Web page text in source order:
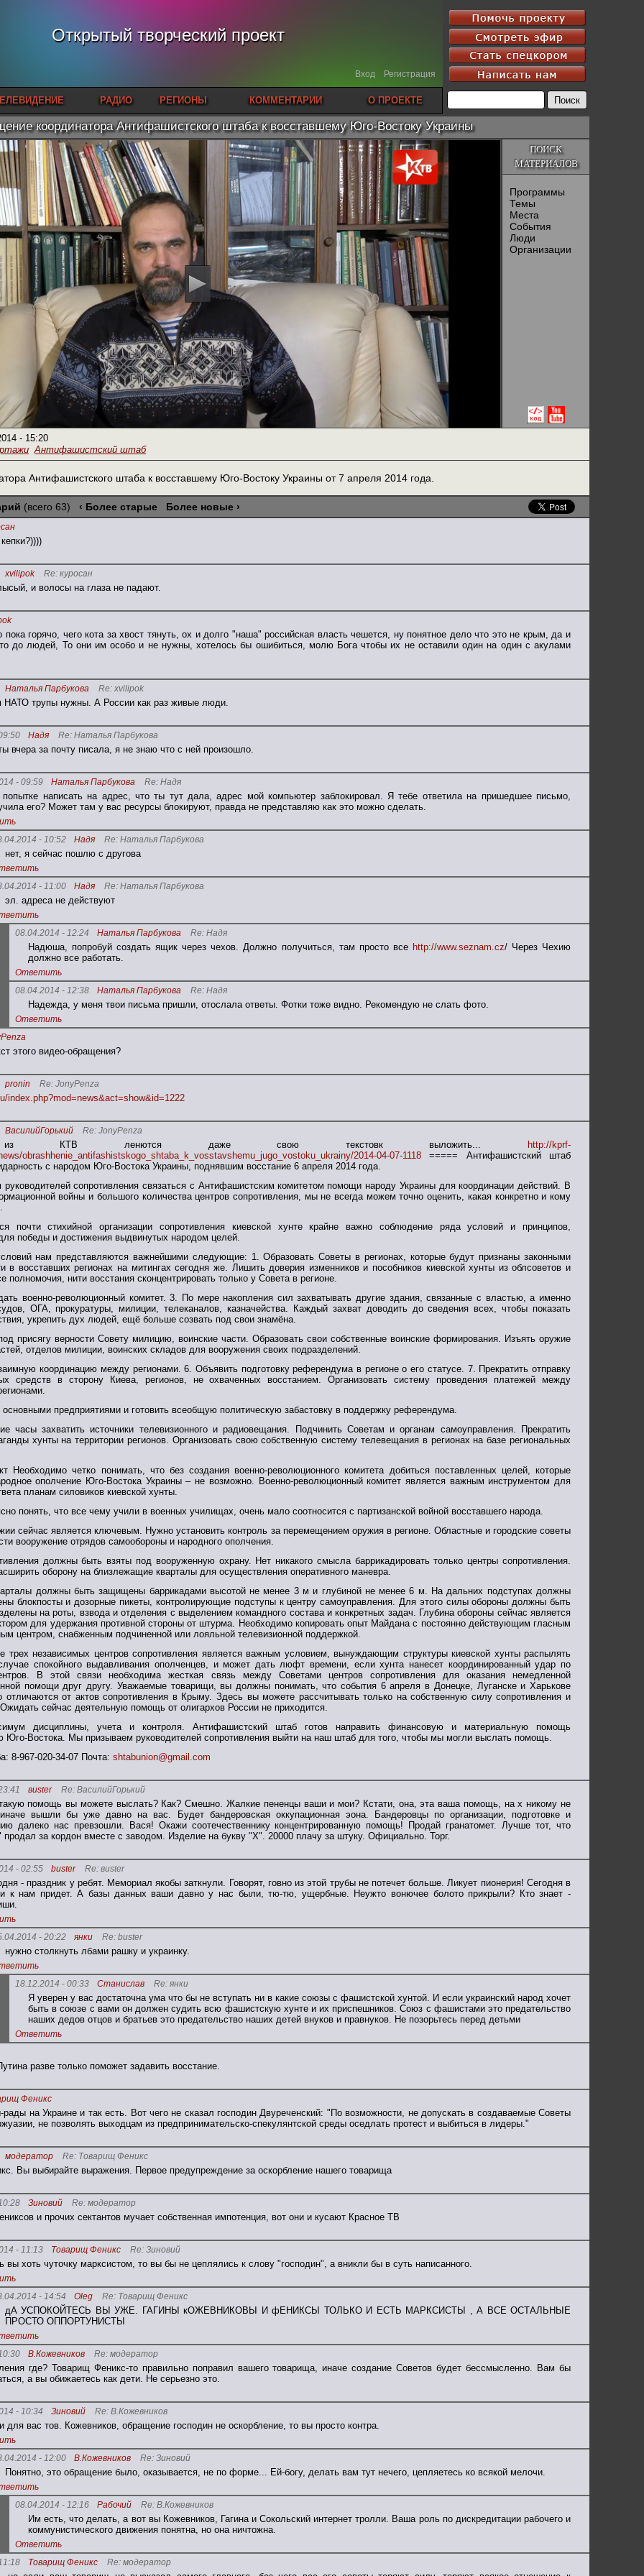
Открытый творческий проект
Вход Регистрация
РАДИО РЕГИОНЫ КОММЕНТАРИИ О ПРОЕКТЕ
координатора Антифашистского штаба к восставшему Юго-Востоку Украины
ПОИСК
МАТЕРИАЛОВ
Программы
Темы
Места
События
Люди
Организации
- 15:20
Антифашистский штаб
Антифашистского штаба к восставшему Юго-Востоку Украины от 7 апреля 2014 года.
(всего 63) ‹ Более старые Более новые ›
xvilipok Re: куросан
и волосы на глаза не падают.
пока горячо, чего кота за хвост тянуть, ох и долго "наша" российская власть чешется, ну понятное дело что это не крым, да и
до людей, То они им особо и не нужны, хотелось бы ошибиться, молю Бога чтобы их не оставили один на один с акулами
Наталья Парбукова Re: xvilipok
НАТО трупы нужны. А России как раз живые люди.
Надя Re: Наталья Парбукова
вчера за почту писала, я не знаю что с ней произошло.
- 09:59
Наталья Парбукова Re: Надя
попытке написать на адрес, что ты тут дала, адрес мой компьютер заблокировал. Я тебе ответила на пришедшее письмо,
его? Может там у вас ресурсы блокируют, правда не представляю как это можно сделать.
- 10:52
Надя Re: Наталья Парбукова
нет, я сейчас пошлю с другова
- 11:00
Надя Re: Наталья Парбукова
эл. адреса не действуют
08.04.2014 - 12:24
Наталья Парбукова Re: Надя
Надюша, попробуй создать ящик через чехов. Должно получиться, там просто все http://www.seznam.cz/ Через Чехию
должно все работать.
Ответить
08.04.2014 - 12:38
Наталья Парбукова Re: Надя
Надежда, у меня твои письма пришли, отослала ответы. Фотки тоже видно. Рекомендую не слать фото.
Ответить
этого видео-обращения?
pronin Re: JonyPenza
index.php?mod=news&act=show&id=1222
ВасилийГорький Re: JonyPenza
КТВ ленются даже свою текстовк выложить...
http://kprf-
obrashhenie_antifashistskogo_shtaba_k_vosstavshemu_jugo_vostoku_ukrainy/2014-04-07-1118 ===== Антифашистский штаб
с народом Юго-Востока Украины, поднявшим восстание 6 апреля 2014 года.
сопротивления связаться с Антифашистским комитетом помощи народу Украины для координации действий. В
войны и большого количества центров сопротивления, мы не всегда можем точно оценить, какая конкретно и кому
почти стихийной организации сопротивления киевской хунте крайне важно соблюдение ряда условий и принципов,
победы и достижения выдвинутых народом целей.
нам представляются важнейшими следующие: 1. Образовать Советы в регионах, которые будут признаны законными
в восставших регионах на митингах сегодня же. Лишить доверия изменников и пособников киевской хунты из облсоветов и
полномочия, нити восстания сконцентрировать только у Совета в регионе.
военно-революционный комитет. 3. По мере накопления сил захватывать другие здания, связанные с властью, а именно
ОГА, прокуратуры, милиции, телеканалов, казначейства. Каждый захват доводить до сведения всех, чтобы показать
укрепить дух людей, ещё больше созвать под свои знамёна.
присягу верности Совету милицию, воинские части. Образовать свои собственные воинские формирования. Изъять оружие
отделов милиции, воинских складов для вооружения своих подразделений.
координацию между регионами. 6. Объявить подготовку референдума в регионе о его статусе. 7. Прекратить отправку
средств в сторону Киева, регионов, не охваченных восстанием. Организовать систему проведения платежей между
основными предприятиями и готовить всеобщую политическую забастовку в поддержку референдума.
часы захватить источники телевизионного и радиовещания. Подчинить Советам и органам самоуправления. Прекратить
хунты на территории регионов. Организовать свою собственную систему телевещания в регионах на базе региональных
Необходимо четко понимать, что без создания военно-революционного комитета добиться поставленных целей, которые
ополчение Юго-Востока Украины – не возможно. Военно-революционный комитет является важным инструментом для
планам силовиков киевской хунты.
понять, что все чему учили в военных училищах, очень мало соотносится с партизанской войной восставшего народа.
сейчас является ключевым. Нужно установить контроль за перемещением оружия в регионе. Областные и городские советы
вооружение отрядов самообороны и народного ополчения.
должны быть взяты под вооруженную охрану. Нет никакого смысла баррикадировать только центры сопротивления.
оборону на близлежащие кварталы для осуществления оперативного маневра.
должны быть защищены баррикадами высотой не менее 3 м и глубиной не менее 6 м. На дальних подступах должны
блокпосты и дозорные пикеты, контролирующие подступы к центру самоуправления. Для этого силы обороны должны быть
на роты, взвода и отделения с выделением командного состава и конкретных задач. Глубина обороны сейчас является
для удержания противной стороны от штурма. Необходимо копировать опыт Майдана с постоянно действующим гласным
центром, снабженным подчиненной или лояльной телевизионной поддержкой.
трех независимых центров сопротивления является важным условием, вынуждающим структуры киевской хунты распылять
спокойного выдавливания ополченцев, и может дать люфт времени, если хунта нанесет координированный удар по
В этой связи необходима жесткая связь между Советами центров сопротивления для оказания немедленной
помощи друг другу. Уважаемые товарищи, вы должны понимать, что события 6 апреля в Донецке, Луганске и Харькове
отличаются от актов сопротивления в Крыму. Здесь вы можете рассчитывать только на собственную силу сопротивления и
сейчас деятельную помощь от олигархов России не приходится.
дисциплины, учета и контроля. Антифашистский штаб готов направить финансовую и материальную помощь
Юго-Востока. Мы призываем руководителей сопротивления выйти на наш штаб для того, чтобы мы могли выслать помощь.
8-967-020-34-07 Почта: shtabunion@gmail.com
вuster Re: ВасилийГорький
помощь вы можете выслать? Как? Смешно. Жалкие пененцы ваши и мои? Кстати, она, эта ваша помощь, на х никому не
вышли бы уже давно на вас. Будет бандеровская оккупационная эона. Бандеровцы по организации, подготовке и
далеко нас превзошли. Вася! Окажи соотечественнику концентрированную помощь! Продай гранатомет. Лучше тот, что
продал за кордон вместе с заводом. Изделие на букву "Х". 20000 плачу за штуку. Официально. Торг.
- 02:55
buster Re: вuster
- праздник у ребят. Мемориал якобы заткнули. Говорят, говно из этой трубы не потечет больше. Ликует пионерия! Сегодня в
к нам придет. А базы данных ваши давно у нас были, тю-тю, ущербные. Неужто вонючее болото прикрыли? Кто знает -
- 20:22
янки Re: buster
нужно столкнуть лбами рашку и украинку.
18.12.2014 - 00:33
Станислав Re: янки
Я уверен у вас достаточна ума что бы не вступать ни в какие союзы с фашистской хунтой. И если украинский народ хочет
быть в союзе с вами он должен судить всю фашистскую хунте и их приспешников. Союз с фашистами это предательство
наших дедов отцов и братьев это предательство наших детей внуков и правнуков. Не позорьтесь перед детьми
Ответить
разве только поможет задавить восстание.
Феникс
на Украине и так есть. Вот чего не сказал господин Двуреченский: "По возможности, не допускать в создаваемые Советы
не позволять выходцам из предпринимательско-спекулянтской среды оседлать протест и выбиться в лидеры."
модератор Re: Товарищ Феникс
Вы выбирайте выражения. Первое предупреждение за оскорбление нашего товарища
Зиновий Re: модератор
и прочих сектантов мучает собственная импотенция, вот они и кусают Красное ТВ
- 11:13
Товарищ Феникс Re: Зиновий
вы хоть чуточку марксистом, то вы бы не цеплялись к слову "господин", а вникли бы в суть написанного.
- 14:54
Oleg Re: Товарищ Феникс
дА УСПОКОЙТЕСЬ ВЫ УЖЕ. ГАГИНЫ кОЖЕВНИКОВЫ И фЕНИКСЫ ТОЛЬКО И ЕСТЬ МАРКСИСТЫ , А ВСЕ ОСТАЛЬНЫЕ
ПРОСТО ОППОРТУНИСТЫ
В.Кожевников Re: модератор
где? Товарищ Феникс-то правильно поправил вашего товарища, иначе создание Советов будет бессмысленно. Вам бы
а вы обижаетесь как дети. Не серьезно это.
- 10:34
Зиновий Re: В.Кожевников
для вас тов. Кожевников, обращение господин не оскорбление, то вы просто контра.
- 12:00
В.Кожевников Re: Зиновий
Понятно, это обращение было, оказывается, не по форме... Ей-богу, делать вам тут нечего, цепляетесь ко всякой мелочи.
08.04.2014 - 12:16
Рабочий Re: В.Кожевников
Им есть, что делать, а вот вы Кожевников, Гагина и Сокольский интернет тролли. Ваша роль по дискредитации рабочего и
коммунистического движения понятна, но она ничтожна.
Ответить
Товарищ Феникс Re: модератор